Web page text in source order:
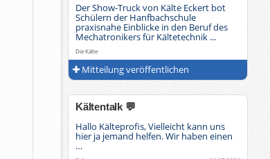
Der Show-Truck von Kälte Eckert bot
Schülern der Hanfbachschule
praxisnahe Einblicke in den Beruf des
Mechatronikers für Kältetechnik ...
Die Kälte
Mitteilung veröffentlichen
Kältentalk 💬
Hallo Kälteprofis, Vielleicht kann uns
hier ja jemand helfen. Wir haben einen
…